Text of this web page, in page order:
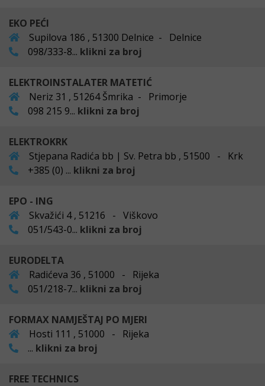
EKO PEĆI
Supilova 186 , 51300 Delnice - Delnice
098/333-8... klikni za broj
ELEKTROINSTALATER MATETIĆ
Neriz 31 , 51264 Šmrika - Primorje
098 215 9... klikni za broj
ELEKTROKRK
Stjepana Radića bb | Sv. Petra bb , 51500 - Krk
+385 (0) ... klikni za broj
EPO - ING
Skvažići 4 , 51216 - Viškovo
051/543-0... klikni za broj
EURODELTA
Radićeva 36 , 51000 - Rijeka
051/218-7... klikni za broj
FORMAX NAMJEŠTAJ PO MJERI
Hosti 111 , 51000 - Rijeka
... klikni za broj
FREE TECHNICS